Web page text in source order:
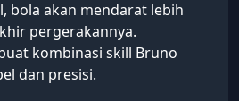
bola akan mendarat lebih
pergerakannya.
kombinasi skill Bruno
dan presisi.